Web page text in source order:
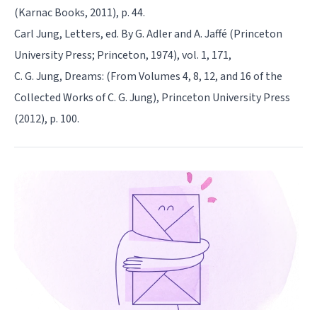
(Karnac Books, 2011), p. 44.
Carl Jung, Letters, ed. By G. Adler and A. Jaffé (Princeton
University Press; Princeton, 1974), vol. 1, 171,
C. G. Jung, Dreams: (From Volumes 4, 8, 12, and 16 of the
Collected Works of C. G. Jung), Princeton University Press
(2012), p. 100.